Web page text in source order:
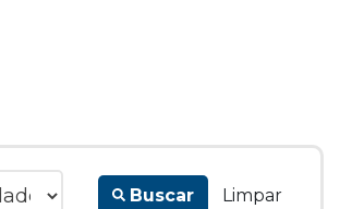
Buscar Limpar